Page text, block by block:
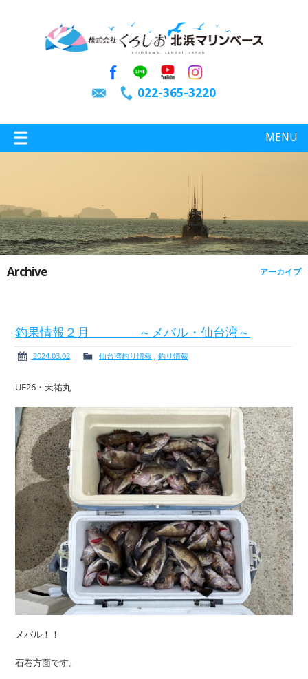
022-365-3220
MENU
特選情報 釣り情報
サービス案内 イベント情報
新艇・展示艇情報 中古艇情報
求人情報 会社概要
Archive アーカイブ
釣果情報２月 ～メバル・仙台湾～
2024.03.02 仙台湾釣り情報 ,釣り情報
UF26・天祐丸
メバル！！
石巻方面です。